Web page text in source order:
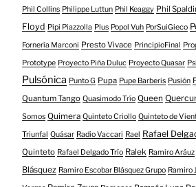
Phil Collins Philippe Luttun Phil Keaggy Phil
Floyd Pipi Piazzolla Plus Popol Vuh PorSuiGieco
Fornería Marconi Presto Vivace PrincipioFinal
Prototype Proyecto Piña Duluc Proyecto Quasar
Pulsónica Punto G Pupa Pupe Barberis Pusión
Quantum Tango Quasimodo Trío Queen
Somos Quimera Quinteto Criollo Quinteto de
Triunfal Quásar Radio Vaccari Rael Rafael
Quinteto Rafael Delgado Trío Ralek Ramiro Aráuz
Blásquez Ramiro Escobar Blásquez Grupo Ramiro